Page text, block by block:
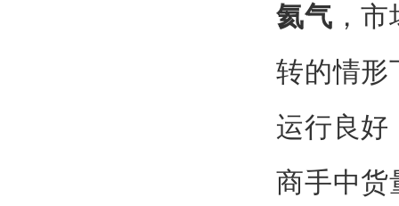
氦气 ，
转的情形
运行良好
商手中货